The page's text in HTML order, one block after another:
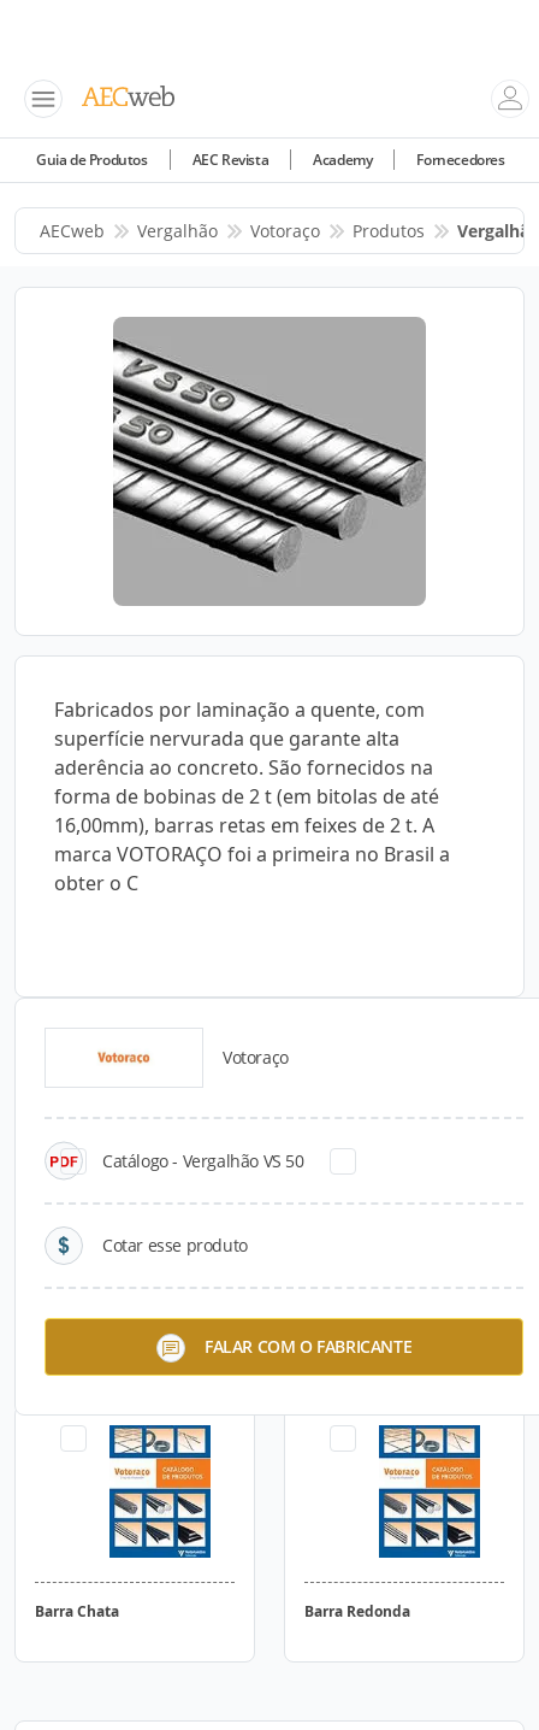
Guia de Produtos AEC Revista Academy Fornecedores
AECweb Vergalhão Votoraço Produtos
Fabricados por laminação a quente, com
superfície nervurada que garante alta
aderência ao concreto. São fornecidos na
forma de bobinas de 2 t (em bitolas de até
16,00mm), barras retas em feixes de 2 t. A
marca VOTORAÇO foi a primeira no Brasil a
obter o C
Votoraço
Catálogo - Vergalhão VS 50
Cotar esse produto
FALAR COM O FABRICANTE
Catálogos para Download
Arame Recozido - Votoraço
Eletrosoldadas
Barra Chata Barra Redonda